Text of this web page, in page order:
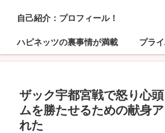
自己紹介：プロフィール！
ハピネッツの裏事情が満載 プラ
ザック宇都宮戦で怒り心
ムを勝たせるための献身
れた